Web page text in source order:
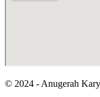
© 2024 - Anugerah